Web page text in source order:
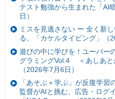
テスト勉強から生まれた「AI
日）
ミスを見逃さない ー 全く新
る。「カケルタイピング」（
遊びの中に学びを！ユーバー
グラミングVol.4 ＜あしあと
（2026年7月6日）
「あそぶ＋学ぶ」が反復学
監督がAIと挑む、広告・ログ